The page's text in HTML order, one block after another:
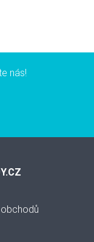
nás!